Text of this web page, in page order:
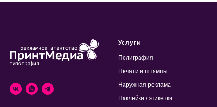
Услуги
Полиграфия
Печати и штампы
Наружная реклама
Наклейки / этикетки